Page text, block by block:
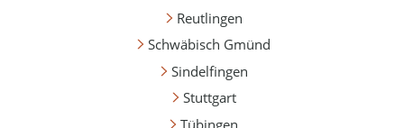
Reutlingen
Schwäbisch Gmünd
Sindelfingen
Stuttgart
Tübingen